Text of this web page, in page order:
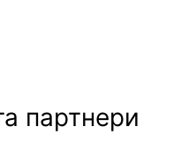
партнери